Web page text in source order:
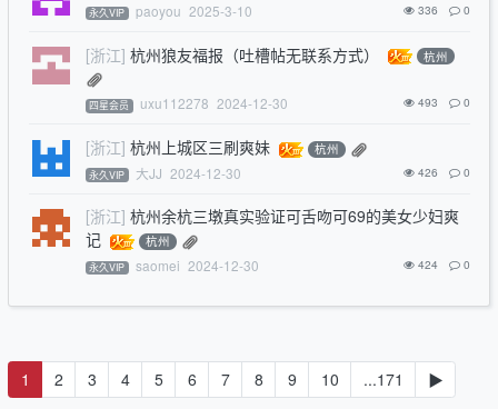
永久VIP paoyou 2025-3-10 336 0
[浙江] 杭州狼友福报（吐槽帖无联系方式） 杭州
四星会员 uxu112278 2024-12-30 493 0
[浙江] 杭州上城区三刷爽妹 杭州
永久VIP 大JJ 2024-12-30 426 0
[浙江] 杭州余杭三墩真实验证可舌吻可69的美女少妇爽
记
杭州
永久VIP saomei 2024-12-30 424 0
1 2 3 4 5 6 7 8 9 10 ...171 ▶